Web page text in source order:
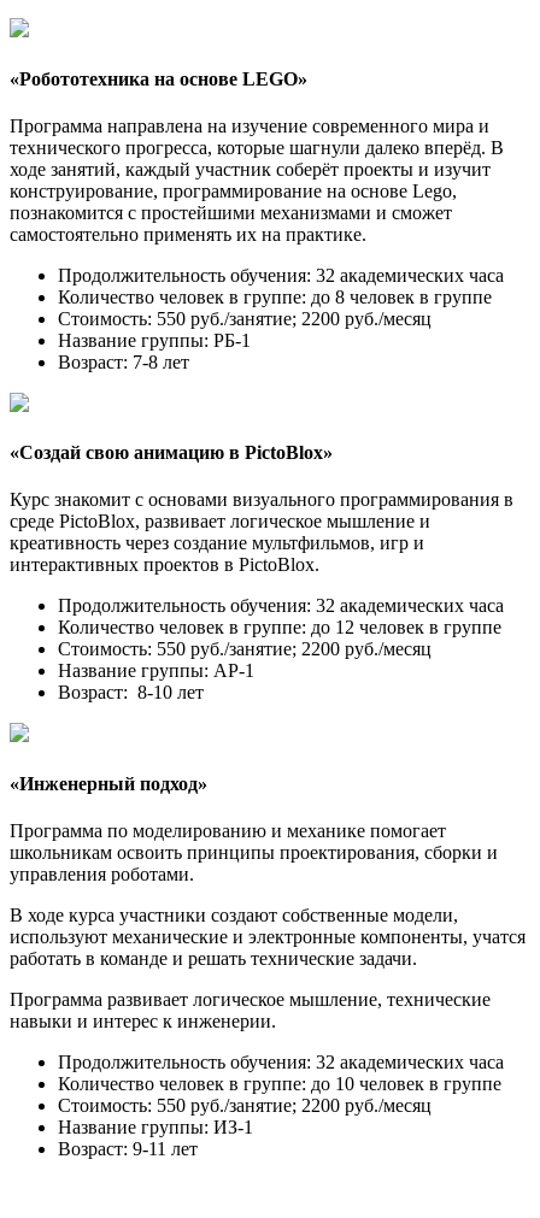
«Робототехника на основе LEGO»
Программа направлена на изучение современного мира и
технического прогресса, которые шагнули далеко вперёд. В
ходе занятий, каждый участник соберёт проекты и изучит
конструирование, программирование на основе Lego,
познакомится с простейшими механизмами и сможет
самостоятельно применять их на практике.
Продолжительность обучения: 32 академических часа
Количество человек в группе: до 8 человек в группе
Стоимость: 550 руб./занятие; 2200 руб./месяц
Название группы: РБ-1
Возраст: 7-8 лет
«Создай свою анимацию в PictoBlox»
Курс знакомит с основами визуального программирования в
среде PictoBlox, развивает логическое мышление и
креативность через создание мультфильмов, игр и
интерактивных проектов в PictoBlox.
Продолжительность обучения: 32 академических часа
Количество человек в группе: до 12 человек в группе
Стоимость: 550 руб./занятие; 2200 руб./месяц
Название группы: АР-1
Возраст: 8-10 лет
«Инженерный подход»
Программа по моделированию и механике помогает
школьникам освоить принципы проектирования, сборки и
управления роботами.
В ходе курса участники создают собственные модели,
используют механические и электронные компоненты, учатся
работать в команде и решать технические задачи.
Программа развивает логическое мышление, технические
навыки и интерес к инженерии.
Продолжительность обучения: 32 академических часа
Количество человек в группе: до 10 человек в группе
Стоимость: 550 руб./занятие; 2200 руб./месяц
Название группы: ИЗ-1
Возраст: 9-11 лет